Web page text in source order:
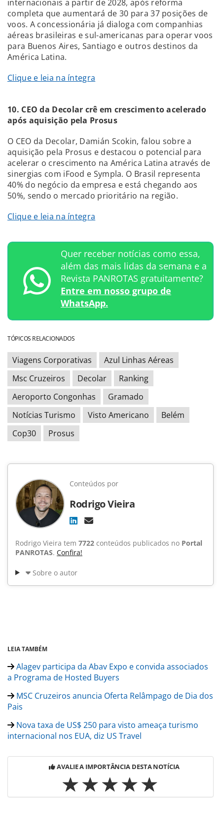
internacionais a partir de 2028, após reforma
completa que aumentará de 30 para 37 posições de
voos. A concessionária já dialoga com companhias
aéreas brasileiras e sul-americanas para operar voos
para Buenos Aires, Santiago e outros destinos da
América Latina.
Clique e leia na íntegra
10. CEO da Decolar crê em crescimento acelerado
após aquisição pela Prosus
O CEO da Decolar, Damián Scokin, falou sobre a
aquisição pela Prosus e destacou o potencial para
acelerar o crescimento na América Latina através de
sinergias com iFood e Sympla. O Brasil representa
40% do negócio da empresa e está chegando aos
50%, sendo o mercado prioritário na região.
Clique e leia na íntegra
Quer receber notícias como essa,
além das mais lidas da semana e a
Revista PANROTAS gratuitamente?
Entre em nosso grupo de
WhatsApp.
TÓPICOS RELACIONADOS
Viagens Corporativas
Azul Linhas Aéreas
Msc Cruzeiros
Decolar
Ranking
Aeroporto Congonhas
Gramado
Notícias Turismo
Visto Americano
Belém
Cop30
Prosus
Conteúdos por
Rodrigo Vieira
Rodrigo Vieira tem 7722 conteúdos publicados no Portal
PANROTAS. Confira!
Sobre o autor
LEIA TAMBÉM
Alagev participa da Abav Expo e convida associados
a Programa de Hosted Buyers
MSC Cruzeiros anuncia Oferta Relâmpago de Dia dos
Pais
Nova taxa de US$ 250 para visto ameaça turismo
internacional nos EUA, diz US Travel
AVALIE A IMPORTÂNCIA DESTA NOTÍCIA